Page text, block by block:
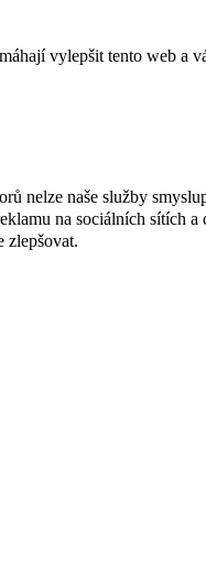
vylepšit tento web a
nelze naše služby
na sociálních sítích a
zlepšovat.